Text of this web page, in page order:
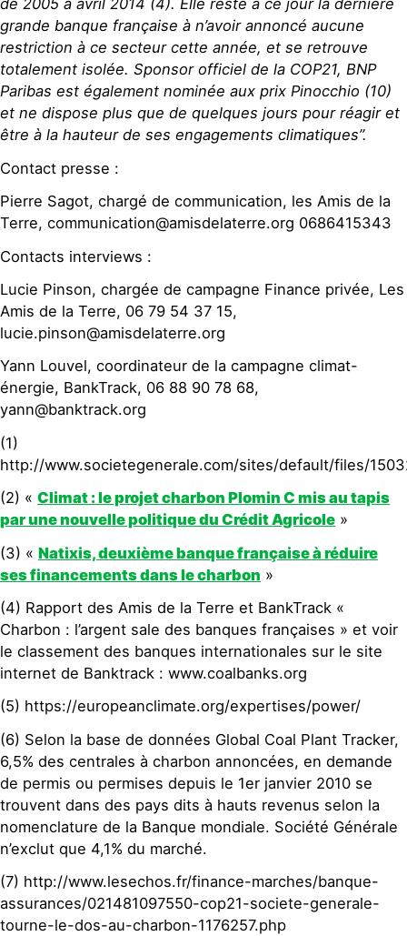
de 2005 à avril 2014 (4). Elle reste à ce jour la dernière
grande banque française à n’avoir annoncé aucune
restriction à ce secteur cette année, et se retrouve
totalement isolée. Sponsor officiel de la COP21, BNP
Paribas est également nominée aux prix Pinocchio (10)
et ne dispose plus que de quelques jours pour réagir et
être à la hauteur de ses engagements climatiques”.
Contact presse :
Pierre Sagot, chargé de communication, les Amis de la
Terre, communication@amisdelaterre.org 0686415343
Contacts interviews :
Lucie Pinson, chargée de campagne Finance privée, Les
Amis de la Terre, 06 79 54 37 15,
lucie.pinson@amisdelaterre.org
Yann Louvel, coordinateur de la campagne climat-
énergie, BankTrack, 06 88 90 78 68,
yann@banktrack.org
(1)
http://www.societegenerale.com/sites/default/files/
(2) « Climat : le projet charbon Plomin C mis au tapis
par une nouvelle politique du Crédit Agricole »
(3) « Natixis, deuxième banque française à réduire
ses financements dans le charbon »
(4) Rapport des Amis de la Terre et BankTrack «
Charbon : l’argent sale des banques françaises » et voir
le classement des banques internationales sur le site
internet de Banktrack : www.coalbanks.org
(5) https://europeanclimate.org/expertises/power/
(6) Selon la base de données Global Coal Plant Tracker,
6,5% des centrales à charbon annoncées, en demande
de permis ou permises depuis le 1er janvier 2010 se
trouvent dans des pays dits à hauts revenus selon la
nomenclature de la Banque mondiale. Société Générale
n’exclut que 4,1% du marché.
(7) http://www.lesechos.fr/finance-marches/banque-
assurances/021481097550-cop21-societe-generale-
tourne-le-dos-au-charbon-1176257.php